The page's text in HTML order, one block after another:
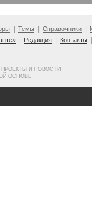
Темы Справочники
Редакция Контакты
ПРОЕКТЫ И НОВОСТИ
ОСНОВЕ